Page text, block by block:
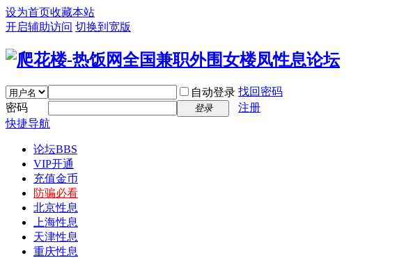
设为首页收藏本站
开启辅助访问 切换到宽版
自动登录 找回密码
密码
登录
注册
快捷导航
论坛BBS
VIP开通
充值金币
防骗必看
北京性息
上海性息
天津性息
重庆性息